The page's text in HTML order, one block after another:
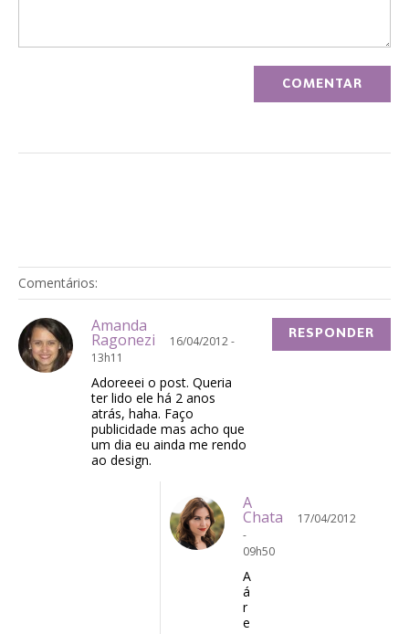
Comentários:
Amanda
Ragonezi
16/04/2012 -
13h11
Adoreeei o post. Queria
ter lido ele há 2 anos
atrás, haha. Faço
publicidade mas acho que
um dia eu ainda me rendo
ao design.
RESPONDER
A
Chata
17/04/2012
-
09h50
A
á
r
e